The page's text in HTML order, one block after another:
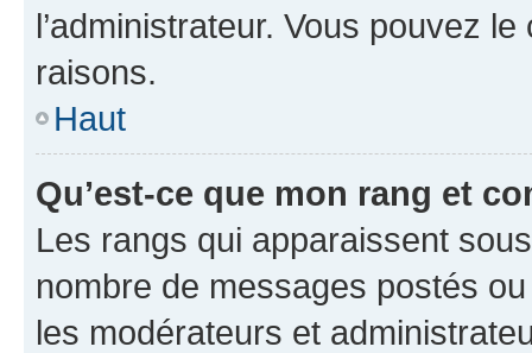
l’administrateur. Vous pouvez
raisons.
Haut
Qu’est-ce que mon rang et
Les rangs qui apparaissent
nombre de messages postés
les modérateurs et